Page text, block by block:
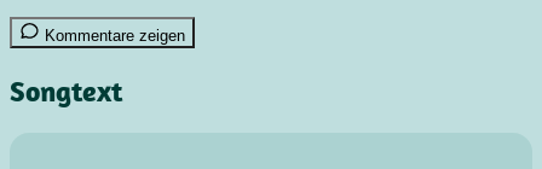
Kommentare zeigen
Songtext